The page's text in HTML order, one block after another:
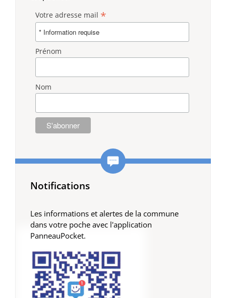
Votre adresse mail *
Prénom
Nom
Notifications
Les informations et alertes de la commune
dans votre poche avec l'application
PanneauPocket.